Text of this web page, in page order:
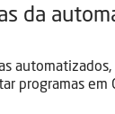
da
automatizados,
programas em